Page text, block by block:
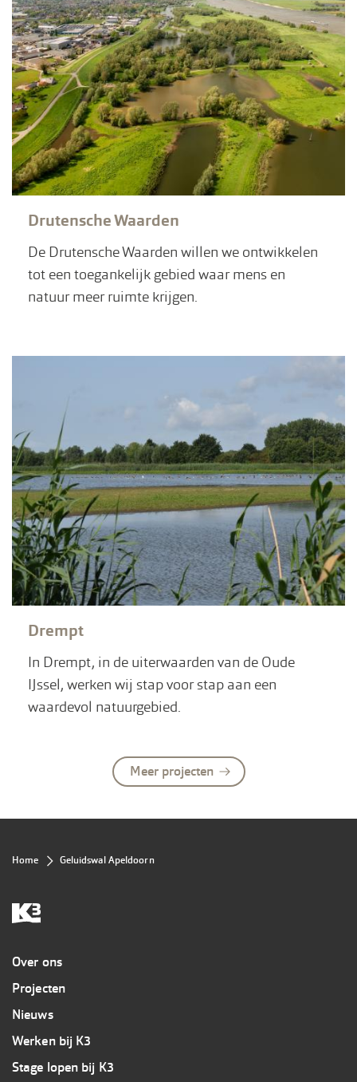
Drutensche Waarden
De Drutensche Waarden willen we ontwikkelen
tot een toegankelijk gebied waar mens en
natuur meer ruimte krijgen.
Drempt
In Drempt, in de uiterwaarden van de Oude
IJssel, werken wij stap voor stap aan een
waardevol natuurgebied.
Meer projecten
Kruimelpad
Home Geluidswal Apeldoorn
Overig
Over ons
Projecten
Nieuws
Werken bij K3
Stage lopen bij K3